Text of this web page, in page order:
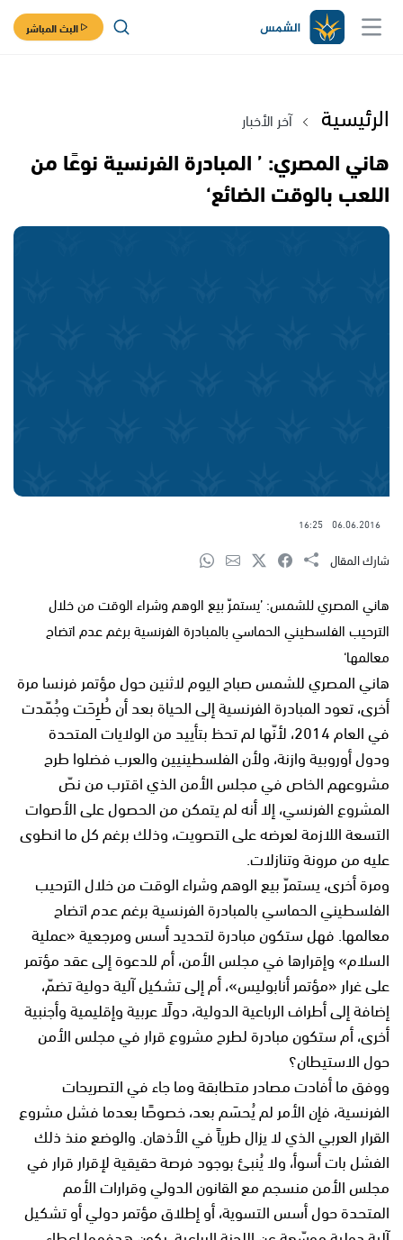
البث المباشر
الرئيسية آخر الأخبار
هاني المصري: ’ المبادرة الفرنسية نوعًا من
اللعب بالوقت الضائع‘
06.06.2016
16:25
شارك المقال
هاني المصري للشمس: ’يستمرّ بيع الوهم وشراء الوقت من خلال
الترحيب الفلسطيني الحماسي بالمبادرة الفرنسية برغم عدم اتضاح
معالمها‘
هاني المصري للشمس صباح اليوم لاثنين حول مؤتمر فرنسا مرة
أخرى، تعود المبادرة الفرنسية إلى الحياة بعد أن طُرِحَت وجُمّدت
في العام 2014، لأنّها لم تحظ بتأييد من الولايات المتحدة
ودول أوروبية وازنة، ولأن الفلسطينيين والعرب فضلوا طرح
مشروعهم الخاص في مجلس الأمن الذي اقترب من نصّ
المشروع الفرنسي، إلا أنه لم يتمكن من الحصول على الأصوات
التسعة اللازمة لعرضه على التصويت، وذلك برغم كل ما انطوى
عليه من مرونة وتنازلات.
ومرة أخرى، يستمرّ بيع الوهم وشراء الوقت من خلال الترحيب
الفلسطيني الحماسي بالمبادرة الفرنسية برغم عدم اتضاح
معالمها. فهل ستكون مبادرة لتحديد أسس ومرجعية «عملية
السلام» وإقرارها في مجلس الأمن، أم للدعوة إلى عقد مؤتمر
على غرار «مؤتمر أنابوليس»، أم إلى تشكيل آلية دولية تضمّ،
إضافة إلى أطراف الرباعية الدولية، دولًا عربية وإقليمية وأجنبية
أخرى، أم ستكون مبادرة لطرح مشروع قرار في مجلس الأمن
حول الاستيطان؟
ووفق ما أفادت مصادر متطابقة وما جاء في التصريحات
الفرنسية، فإن الأمر لم يُحسَم بعد، خصوصًا بعدما فشل مشروع
القرار العربي الذي لا يزال طرياً في الأذهان. والوضع منذ ذلك
الفشل بات أسوأ، ولا يُنبئ بوجود فرصة حقيقية لإقرار قرار في
مجلس الأمن منسجم مع القانون الدولي وقرارات الأمم
المتحدة حول أسس التسوية، أو إطلاق مؤتمر دولي أو تشكيل